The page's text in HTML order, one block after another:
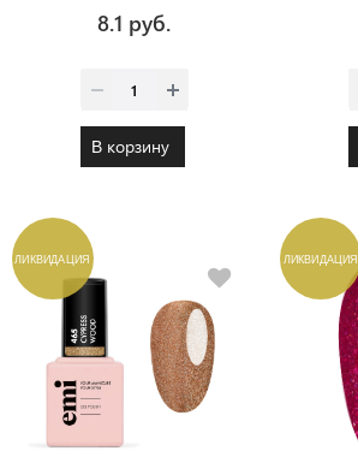
8.1 руб.
В корзину
ЛИКВИДАЦИЯ ЛИКВИДАЦИЯ